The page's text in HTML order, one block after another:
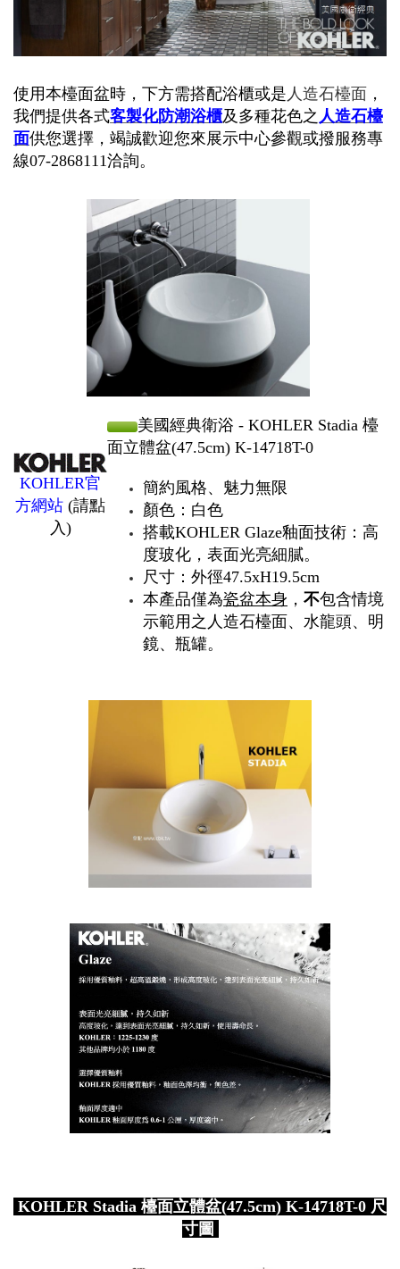
使用本檯面盆時，下方需搭配浴櫃或是 人造石檯面 ，
我們提供各式客製化防潮浴櫃及多種花色之 人造石檯
面供您選擇，竭誠歡迎您來展示中心參觀或撥服務專
線07-2868111洽詢。
KOHLER官
方網站 (請點
入)
美國經典衛浴 - KOHLER Stadia 檯
面立體盆(47.5cm) K-14718T-0
簡約風格、魅力無限
顏色：白色
搭載KOHLER Glaze釉面技術：高
度玻化，表面光亮細膩。
尺寸：外徑47.5xH19.5cm
本產品僅為瓷盆本身 ， 不包含情境
示範用之人造石檯面、水龍頭、明
鏡、瓶罐。
KOHLER Stadia 檯面立體盆(47.5cm) K-14718T-0 尺
寸圖